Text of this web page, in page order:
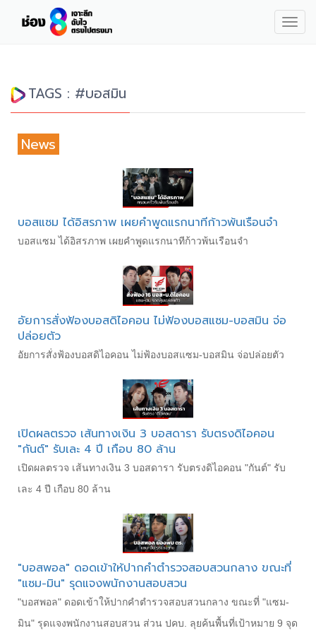
TAGS : #บอสมิน
News
บอสแซม ได้อิสรภาพ เผยคำพูดแรกนาทีก้าวพ้นเรือนจำ
บอสแซม ได้อิสรภาพ เผยคำพูดแรกนาทีก้าวพ้นเรือนจำ
อัยการสั่งฟ้องบอสดิไอคอน ไม่ฟ้องบอสแซม-บอสมิน จ่อ
ปล่อยตัว
อัยการสั่งฟ้องบอสดิไอคอน ไม่ฟ้องบอสแซม-บอสมิน จ่อปล่อยตัว
เปิดผลตรวจ เส้นทางเงิน 3 บอสดารา รับตรงดิไอคอน
"กันต์" รับเละ 4 ปี เกือบ 80 ล้าน
เปิดผลตรวจ เส้นทางเงิน 3 บอสดารา รับตรงดิไอคอน "กันต์" รับ
เละ 4 ปี เกือบ 80 ล้าน
"บอสพอล" ดอดเข้าให้ปากคำตำรวจสอบสวนกลาง ขณะที่
"แซม-มิน" รุดแจงพนักงานสอบสวน
"บอสพอล" ดอดเข้าให้ปากคำตำรวจสอบสวนกลาง ขณะที่ "แซม-
มิน" รุดแจงพนักงานสอบสวน ส่วน ปคบ. ลุยค้นพื้นที่เป้าหมาย 9 จุด